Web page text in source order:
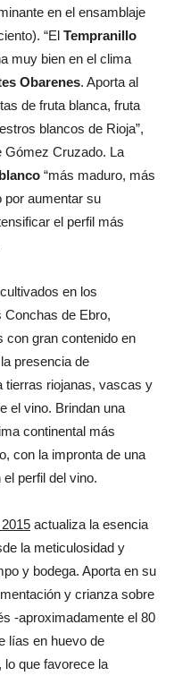
en el ensamblaje
“El Tempranillo
muy bien en el clima
Obarenes. Aporta al
de fruta blanca, fruta
blancos de Rioja”,
Gómez Cruzado. La
“más maduro, más
por aumentar su
el perfil más
en los
Conchas de Ebro,
con gran contenido en
presencia de
tierras riojanas, vascas y
el vino. Brindan una
continental más
con la impronta de una
perfil del vino.
actualiza la esencia
la meticulosidad y
y bodega. Aporta en su
y crianza sobre
-aproximadamente el 80
lías en huevo de
lo que favorece la